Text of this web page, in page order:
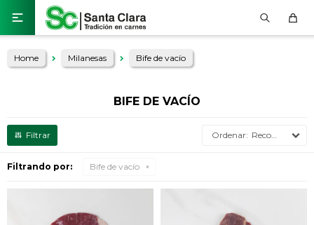

Home Milanesas Bife de vacío
BIFE DE VACÍO
Recomendados
Filtrando por: Bife de vacío